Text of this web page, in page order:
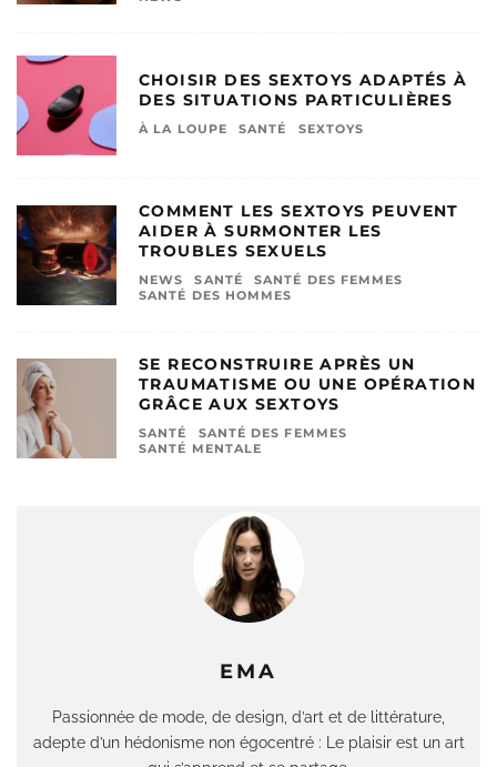
EMA
Passionnée de mode, de design, d’art et de littérature,
adepte d’un hédonisme non égocentré : Le plaisir est un art
CHOISIR DES SEXTOYS ADAPTÉS À
DES SITUATIONS PARTICULIÈRES
À LA LOUPE SANTÉ SEXTOYS
COMMENT LES SEXTOYS PEUVENT
AIDER À SURMONTER LES
TROUBLES SEXUELS
NEWS SANTÉ
SANTÉ DES FEMMES
SANTÉ DES HOMMES
SE RECONSTRUIRE APRÈS UN
TRAUMATISME OU UNE OPÉRATION
GRÂCE AUX SEXTOYS
SANTÉ
SANTÉ DES FEMMES
SANTÉ MENTALE